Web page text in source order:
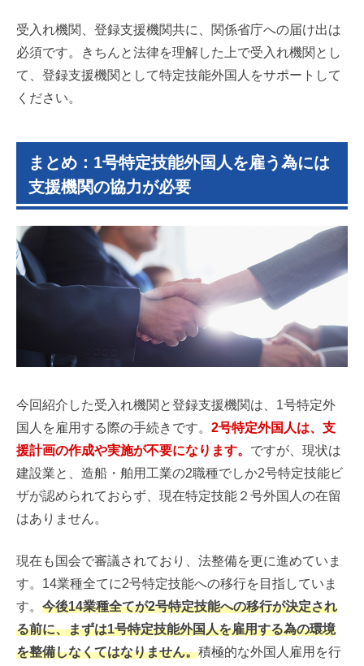
受入れ機関、登録支援機関共に、関係省庁への届け出は
必須です。きちんと法律を理解した上で受入れ機関とし
て、登録支援機関として特定技能外国人をサポートして
ください。
まとめ：1号特定技能外国人を雇う為には
支援機関の協力が必要
今回紹介した受入れ機関と登録支援機関は、1号特定外
国人を雇用する際の手続きです。 2号特定外国人は、支
援計画の作成や実施が不要になります。 ですが、現状は
建設業と、造船・舶用工業の2職種でしか2号特定技能ビ
ザが認められておらず、現在特定技能２号外国人の在留
はありません。
現在も国会で審議されており、法整備を更に進めていま
す。14業種全てに2号特定技能への移行を目指していま
す。 今後14業種全てが2号特定技能への移行が決定され
る前に、まずは1号特定技能外国人を雇用する為の環境
を整備しなくてはなりません。積極的な外国人雇用を行